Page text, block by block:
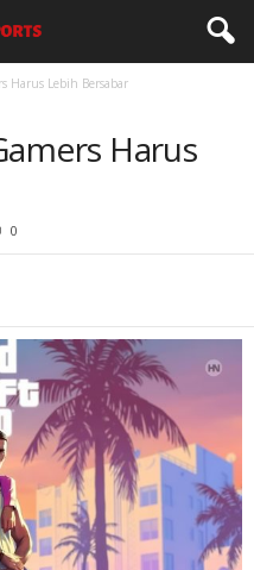
Harus Lebih Bersabar
Harus
0